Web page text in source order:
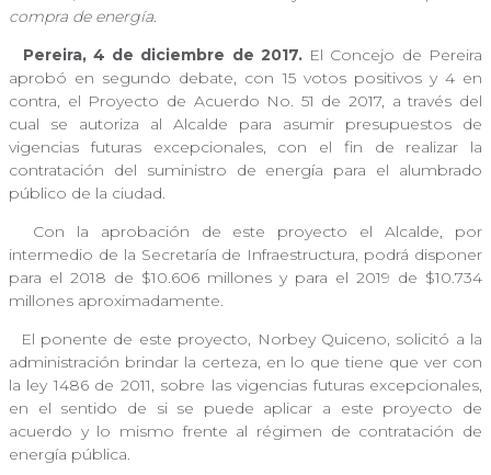
compra de energía.
Pereira, 4 de diciembre de 2017.El Concejo de Pereira
aprobó en segundo debate, con 15 votos positivos y 4 en
contra, el Proyecto de Acuerdo No. 51 de 2017, a través del
cual se autoriza al Alcalde para asumir presupuestos de
vigencias futuras excepcionales, con el fin de realizar la
contratación del suministro de energía para el alumbrado
público de la ciudad.
Con la aprobación de este proyecto el Alcalde, por
intermedio de la Secretaría de Infraestructura, podrá disponer
para el 2018 de $10.606 millones y para el 2019 de $10.734
millones aproximadamente.
El ponente de este proyecto, Norbey Quiceno, solicitó a la
administración brindar la certeza, en lo que tiene que ver con
la ley 1486 de 2011, sobre las vigencias futuras excepcionales,
en el sentido de si se puede aplicar a este proyecto de
acuerdo y lo mismo frente al régimen de contratación de
energía pública.